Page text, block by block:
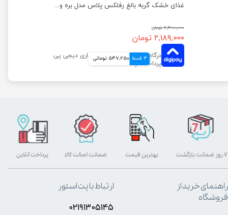
غذای خشک گربه بالغ رفلکس پلاس مدل بره و برنج وزن ۱.۵ کیلوگرم
۲,۳۰۰,۰۰۰ تومان
۲,۱۸۹,۰۰۰ تومان
4 قسط 547,250 تومانی
بهترین قیمت پرداخت آنلاین ۷ روز ضمانت بازگشت ضمانت اصالت کالا
راهنمای خرید از
فروشگاه
ارتباط با پت استور
۰۲۱۹۱۳۰۵۱۴۵